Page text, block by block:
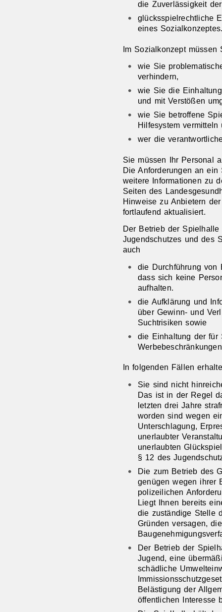
die Zuverlässigkeit
glücksspielrechtliche
eines
Im Sozialkonzept müssen
wie Sie
verhindern,
wie Sie die
und mit Verstößen
wie Sie betroffene
Hilfesystem vermitteln
wer die
Sie müssen Ihr Personal
Die Anforderungen an
weitere Informationen zu
Seiten des
Hinweise zu Anbietern
fortlaufend aktualisiert.
Der Betrieb der
Jugendschutzes und des
auch
die Durchführung
dass sich keine
aufhalten.
die Aufklärung und
über Gewinn- und
Suchtrisiken sowie
die Einhaltung der für
In folgenden Fällen
Sie sind nicht
Das ist in der Regel
letzten drei Jahre
worden sind wegen
Unterschlagung,
unerlaubter
unerlaubten
§ 12 des
Die zum Betrieb des
genügen wegen ihrer
polizeilichen
Liegt Ihnen bereits
die zuständige Stelle
Gründen versagen,
Der Betrieb der
Jugend, eine
schädliche
Belästigung der
öffentlichen Interesse